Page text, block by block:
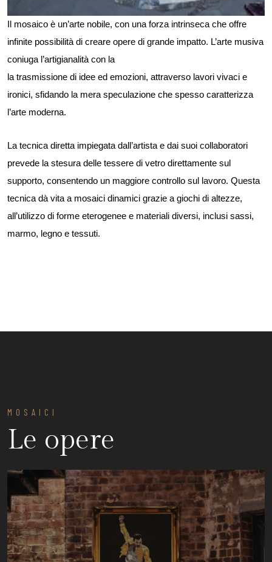
Il mosaico è un’arte nobile, con una forza intrinseca che offre
infinite possibilità di creare opere di grande impatto. L’arte musiva
coniuga l’artigianalità con la
la trasmissione di idee ed emozioni, attraverso lavori vivaci e
ironici, sfidando la mera speculazione che spesso caratterizza
l’arte moderna.
La tecnica diretta impiegata dall’artista e dai suoi collaboratori
prevede la stesura delle tessere di vetro direttamente sul
supporto, consentendo un maggiore controllo sul lavoro. Questa
tecnica dà vita a mosaici dinamici grazie a giochi di altezze,
all’utilizzo di forme eterogenee e materiali diversi, inclusi sassi,
marmo, legno e tessuti.
MOSAICI
Le opere